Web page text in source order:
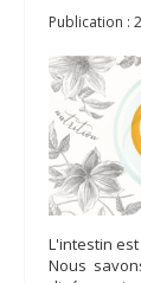
Publication :
L'intestin
Nous